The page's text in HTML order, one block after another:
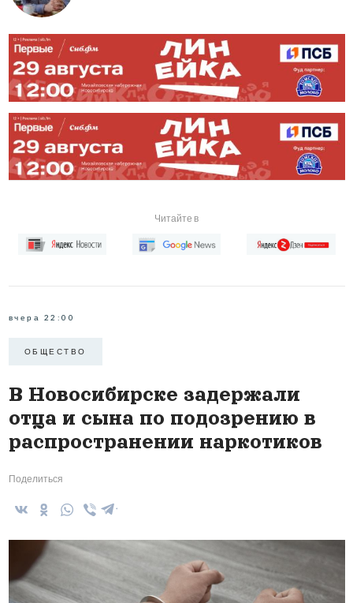
Читайте в
вчера 22:00
ОБЩЕСТВО
В Новосибирске задержали
отца и сына по подозрению в
распространении наркотиков
Поделиться